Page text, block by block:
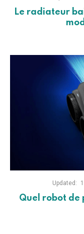
Le radiateur
Updated:
Quel robot de